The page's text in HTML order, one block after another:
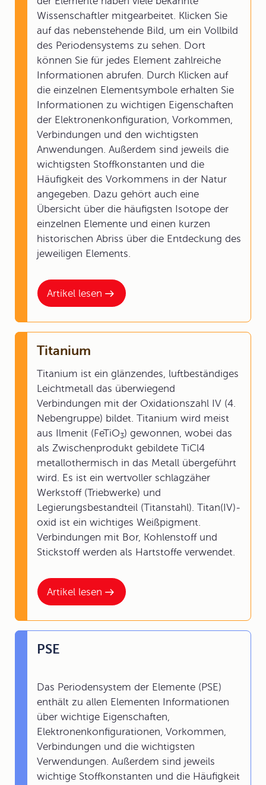
Artikel lesen
Wissenschaftler mitgearbeitet. Klicken Sie
auf das nebenstehende Bild, um ein Vollbild
des Periodensystems zu sehen. Dort
können Sie für jedes Element zahlreiche
Informationen abrufen. Durch Klicken auf
die einzelnen Elementsymbole erhalten Sie
Informationen zu wichtigen Eigenschaften
der Elektronenkonfiguration, Vorkommen,
Verbindungen und den wichtigsten
Anwendungen. Außerdem sind jeweils die
wichtigsten Stoffkonstanten und die
Häufigkeit des Vorkommens in der Natur
angegeben. Dazu gehört auch eine
Übersicht über die häufigsten Isotope der
einzelnen Elemente und einen kurzen
historischen Abriss über die Entdeckung des
jeweiligen Elements.
Artikel lesen
Titanium
Titanium ist ein glänzendes, luftbeständiges
Leichtmetall das überwiegend
Verbindungen mit der Oxidationszahl IV (4.
Nebengruppe) bildet. Titanium wird meist
aus Ilmenit (FeTiO3) gewonnen, wobei das
als Zwischenprodukt gebildete TiCl4
metallothermisch in das Metall übergeführt
wird. Es ist ein wertvoller schlagzäher
Werkstoff (Triebwerke) und
Legierungsbestandteil (Titanstahl). Titan(IV)-
oxid ist ein wichtiges Weißpigment.
Verbindungen mit Bor, Kohlenstoff und
Stickstoff werden als Hartstoffe verwendet.
PSE
Das Periodensystem der Elemente (PSE)
enthält zu allen Elementen Informationen
über wichtige Eigenschaften,
Elektronenkonfigurationen, Vorkommen,
Verbindungen und die wichtigsten
Verwendungen. Außerdem sind jeweils
wichtige Stoffkonstanten und die Häufigkeit